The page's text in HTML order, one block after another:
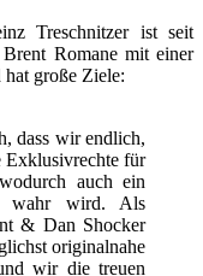
Treschnitzer ist seit
Romane mit einer
große Ziele:
dass wir endlich,
Exklusivrechte für
auch ein
wahr wird. Als
& Dan Shocker
originalnahe
wir die treuen